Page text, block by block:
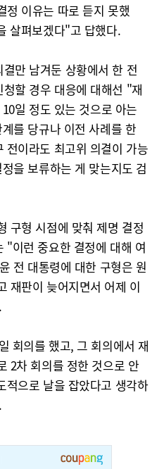
정 이유는 따로 듣지 못했
살펴보겠다"고 답했다.
만 남겨둔 상황에서 한 전
할 경우 대응에 대해선 "재
일 정도 있는 것으로 아는
를 당규나 이전 사례를 한
이라도 최고위 의결이 가능
을 보류하는 게 맞는지도 검
구형 시점에 맞춰 제명 결정
"이런 중요한 결정에 대해 여
전 대통령에 대한 구형은 원
재판이 늦어지면서 어제 이
회의를 했고, 그 회의에서 재
2차 회의를 정한 것으로 안
으로 날을 잡았다고 생각하